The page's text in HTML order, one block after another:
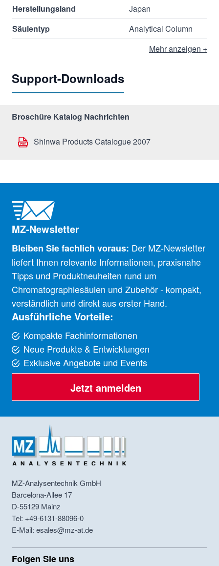
Herstellungsland
Japan
Säulentyp
Analytical Column
Mehr anzeigen +
Support-Downloads
Broschüre Katalog Nachrichten
Shinwa Products Catalogue 2007
MZ-Newsletter
Bleiben Sie fachlich voraus: Der MZ-Newsletter
liefert Ihnen relevante Informationen, praxisnahe
Tipps und Produktneuheiten rund um
Chromatographiesäulen und Zubehör - kompakt,
verständlich und direkt aus erster Hand.
Ausführliche Vorteile:
Kompakte Fachinformationen
Neue Produkte & Entwicklungen
Exklusive Angebote und Events
Jetzt anmelden
MZ-Analysentechnik GmbH
Barcelona-Allee 17
D-55129 Mainz
Tel: +49-6131-88096-0
E-Mail: esales@mz-at.de
Folgen Sie uns